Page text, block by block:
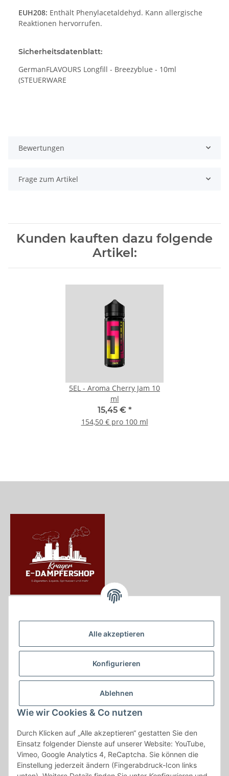
Alle akzeptieren
Konfigurieren
Ablehnen
Wie wir Cookies & Co nutzen
Durch Klicken auf „Alle akzeptieren“ gestatten Sie den
Einsatz folgender Dienste auf unserer Website: YouTube,
Vimeo, Google Analytics 4, ReCaptcha. Sie können die
Einstellung jederzeit ändern (Fingerabdruck-Icon links
EUH208: Enthält Phenylacetaldehyd. Kann allergische
Reaktionen hervorrufen.
Sicherheits­datenblatt:
GermanFLAVOURS Longfill - Breezyblue - 10ml
(STEUERWARE
Bewertungen
Frage zum Artikel
Kunden kauften dazu folgende
Artikel:
5EL - Aroma Cherry Jam 10
ml
15,45 € *
154,50 € pro 100 ml
Krayerstraße 249
Tel.:0201555402
info@krayer-edampfer-shop.de
Gesetzliche Informationen
Informationen
Vertrag widerrufen
* Alle Preise inkl. gesetzlicher USt., zzgl.Versand
* gilt für Lieferungen innerhalb Deutschlands, Lieferzeiten für andere